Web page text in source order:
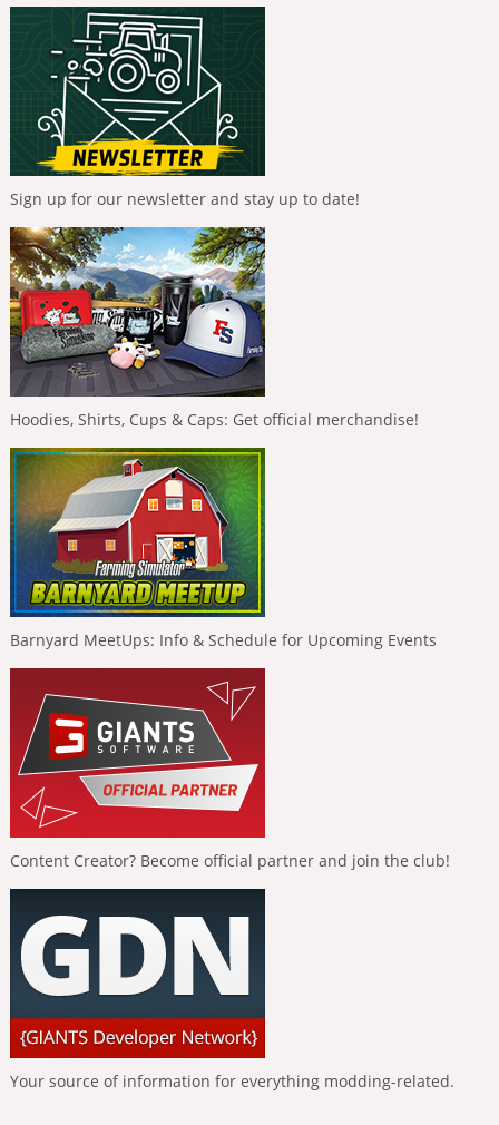
Sign up for our newsletter and stay up to date!
Hoodies, Shirts, Cups & Caps: Get official merchandise!
Barnyard MeetUps: Info & Schedule for Upcoming Events
Content Creator? Become official partner and join the club!
Your source of information for everything modding-related.